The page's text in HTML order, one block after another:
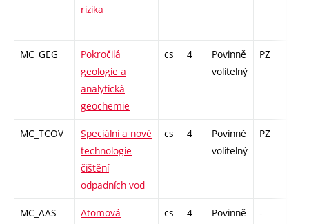
rizika
MC_GEG
Pokročilá
geologie a
analytická
geochemie
cs 4
Povinně
volitelný
PZ
MC_TCOV
Speciální a nové
technologie
čištění
odpadních vod
cs 4
Povinně
volitelný
PZ
MC_AAS
Atomová
cs 4
Povinně
-